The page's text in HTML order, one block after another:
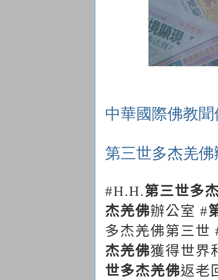
中華國際佛教
第三世多杰羌
#H.H.第三世多
杰羌佛辦公室 #
多杰羌佛第三世
杰羌佛獲得世界
世多杰羌佛返老